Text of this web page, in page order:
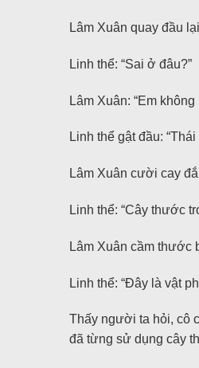
Lâm Xuân quay đầu
Linh thể: “Sai ở đâu?”
Lâm Xuân: “Em
Linh thể gật đầu:
Lâm Xuân cười cay
Linh thể: “Cây thước
Lâm Xuân cầm thước
Linh thể: “Đây là vật
Thấy người ta hỏi, cô
đã từng sử dụng cây